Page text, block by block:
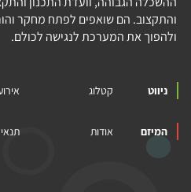
והתקצוב. הם שואפים לפתח מחקר
ולהפוך את המערכת לנגישה לכולם.
ניווט קטלוג
המיזם אודות